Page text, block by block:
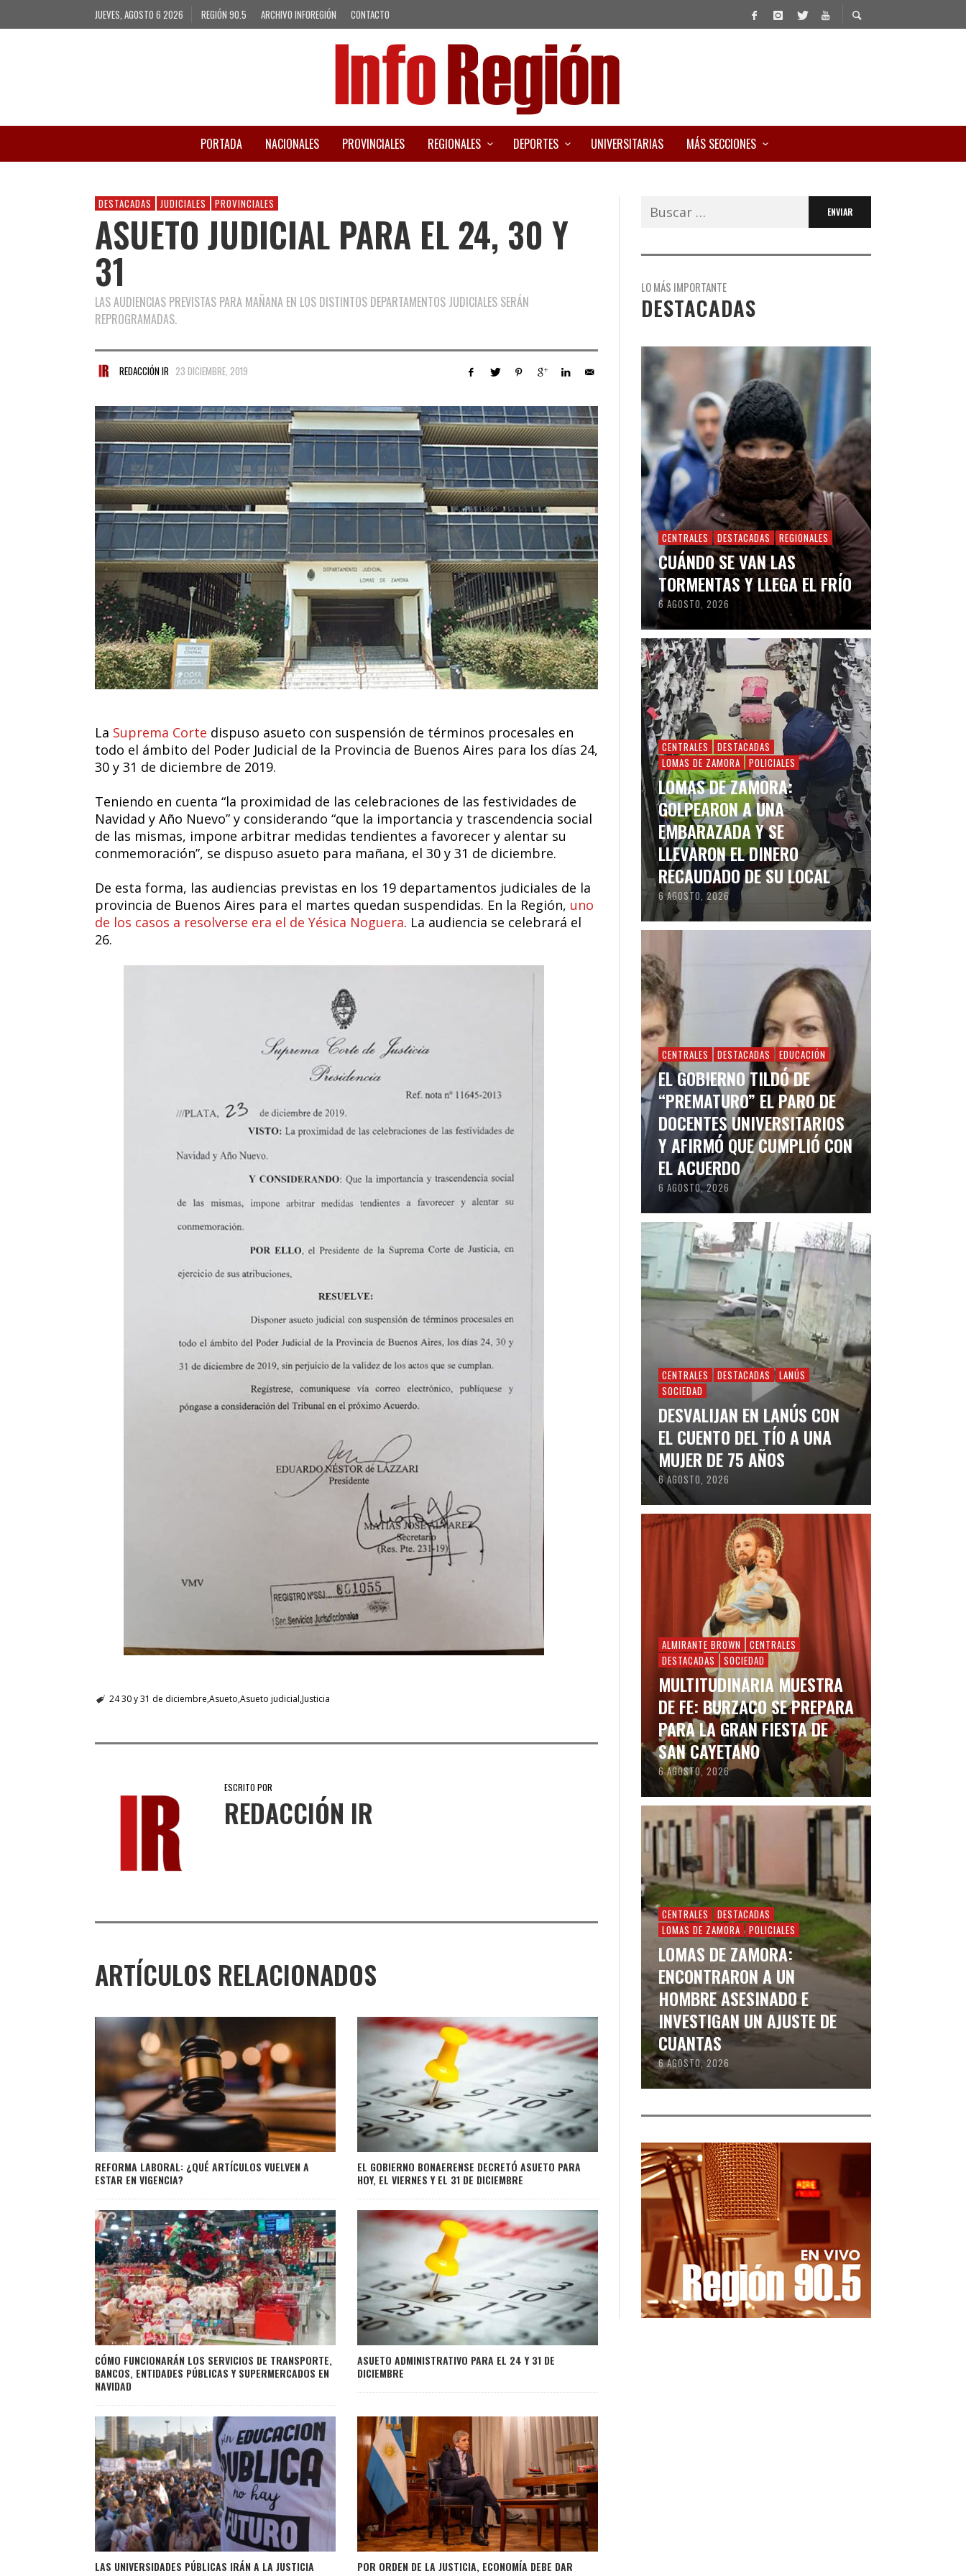
JUEVES, AGOSTO 6 2026 REGIÓN 90.5 ARCHIVO INFOREGIÓN CONTACTO
PORTADA NACIONALES PROVINCIALES REGIONALES DEPORTES UNIVERSITARIAS MÁS SECCIONES
DESTACADAS JUDICIALES PROVINCIALES
ASUETO JUDICIAL PARA EL 24, 30 Y
31
LAS AUDIENCIAS PREVISTAS PARA MAÑANA EN LOS DISTINTOS DEPARTAMENTOS JUDICIALES SERÁN
REPROGRAMADAS.
REDACCIÓN IR 23 DICIEMBRE, 2019
La Suprema Corte dispuso asueto con suspensión de términos procesales en
todo el ámbito del Poder Judicial de la Provincia de Buenos Aires para los días 24,
30 y 31 de diciembre de 2019.
Teniendo en cuenta “la proximidad de las celebraciones de las festividades de
Navidad y Año Nuevo” y considerando “que la importancia y trascendencia social
de las mismas, impone arbitrar medidas tendientes a favorecer y alentar su
conmemoración”, se dispuso asueto para mañana, el 30 y 31 de diciembre.
De esta forma, las audiencias previstas en los 19 departamentos judiciales de la
provincia de Buenos Aires para el martes quedan suspendidas. En la Región, uno
de los casos a resolverse era el de Yésica Noguera. La audiencia se celebrará el
26.
24 30 y 31 de diciembre Asueto Asueto judicial Justicia
ESCRITO POR
REDACCIÓN IR
ARTÍCULOS RELACIONADOS
REFORMA LABORAL: ¿QUÉ ARTÍCULOS VUELVEN A
ESTAR EN VIGENCIA?
EL GOBIERNO BONAERENSE DECRETÓ ASUETO PARA
HOY, EL VIERNES Y EL 31 DE DICIEMBRE
CÓMO FUNCIONARÁN LOS SERVICIOS DE TRANSPORTE,
BANCOS, ENTIDADES PÚBLICAS Y SUPERMERCADOS EN
NAVIDAD
ASUETO ADMINISTRATIVO PARA EL 24 Y 31 DE
DICIEMBRE
LAS UNIVERSIDADES PÚBLICAS IRÁN A LA JUSTICIA
POR ORDEN DE LA JUSTICIA, ECONOMÍA DEBE DAR
Buscar:
LO MÁS IMPORTANTE
DESTACADAS
CENTRALES DESTACADAS REGIONALES
CUÁNDO SE VAN LAS
TORMENTAS Y LLEGA EL FRÍO
6 AGOSTO, 2026
CENTRALES
DESTACADAS
LOMAS DE ZAMORA
POLICIALES
LOMAS DE ZAMORA:
GOLPEARON A UNA
EMBARAZADA Y SE
LLEVARON EL DINERO
RECAUDADO DE SU LOCAL
6 AGOSTO, 2026
CENTRALES DESTACADAS EDUCACIÓN
EL GOBIERNO TILDÓ DE
“PREMATURO” EL PARO DE
DOCENTES UNIVERSITARIOS
Y AFIRMÓ QUE CUMPLIÓ CON
EL ACUERDO
6 AGOSTO, 2026
CENTRALES DESTACADAS
LANÚS
SOCIEDAD
DESVALIJAN EN LANÚS CON
EL CUENTO DEL TÍO A UNA
MUJER DE 75 AÑOS
6 AGOSTO, 2026
ALMIRANTE BROWN
CENTRALES
DESTACADAS
SOCIEDAD
MULTITUDINARIA MUESTRA
DE FE: BURZACO SE PREPARA
PARA LA GRAN FIESTA DE
SAN CAYETANO
6 AGOSTO, 2026
CENTRALES
DESTACADAS
LOMAS DE ZAMORA
POLICIALES
LOMAS DE ZAMORA:
ENCONTRARON A UN
HOMBRE ASESINADO E
INVESTIGAN UN AJUSTE DE
CUANTAS
6 AGOSTO, 2026